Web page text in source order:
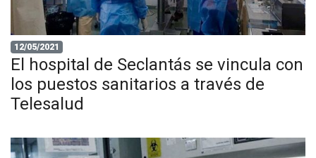
12/05/2021
El hospital de Seclantás se vincula con
los puestos sanitarios a través de
Telesalud